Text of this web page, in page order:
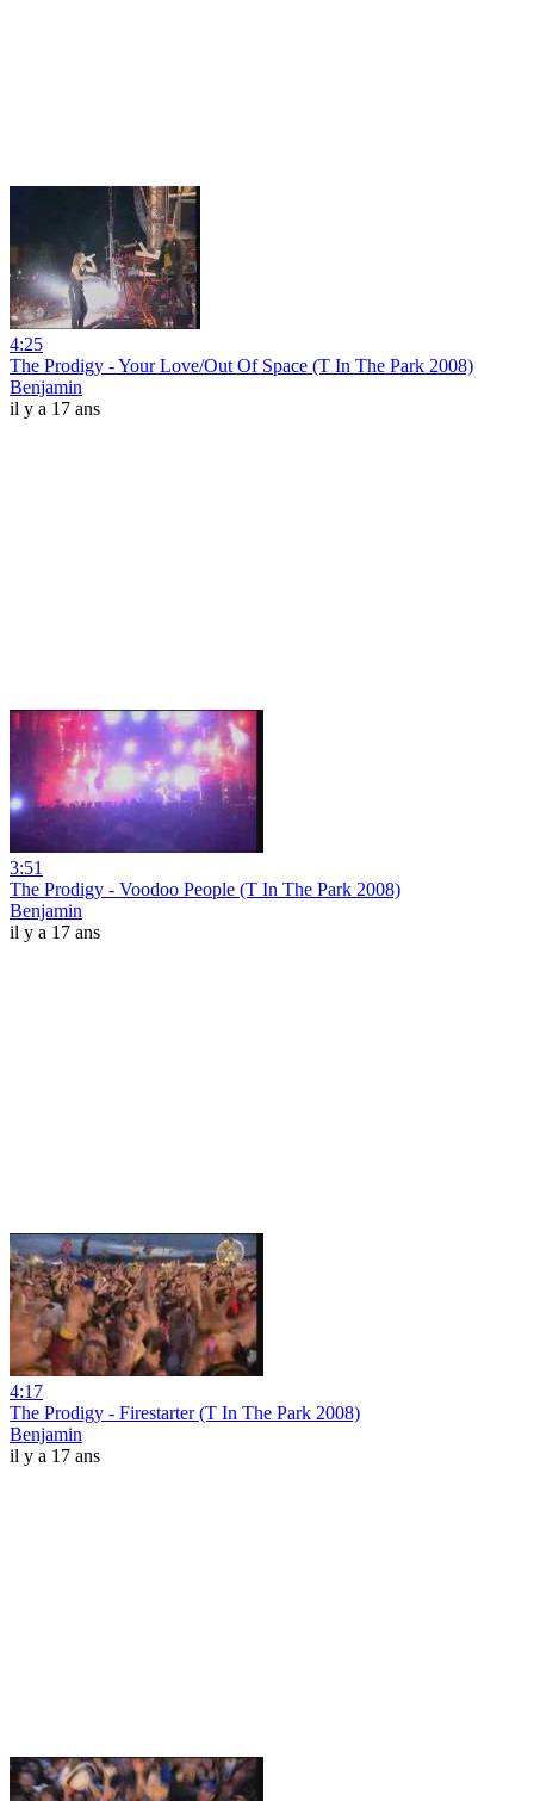
4:25
The Prodigy - Your Love/Out Of Space (T In The Park 2008)
Benjamin
il y a 17 ans
3:51
The Prodigy - Voodoo People (T In The Park 2008)
Benjamin
il y a 17 ans
4:17
The Prodigy - Firestarter (T In The Park 2008)
Benjamin
il y a 17 ans